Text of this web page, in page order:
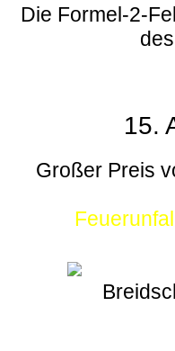
Die Formel-2-
15.
Großer Preis